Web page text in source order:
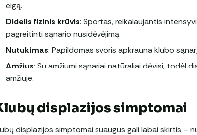
eigą.
Didelis fizinis krūvis: Sportas, reikalaujantis
pagreitinti sąnario nusidėvėjimą.
Nutukimas: Papildomas svoris apkrauna klubo
Amžius: Su amžiumi sąnariai natūraliai dėvisi, todėl
amžiuje.
displazijos simptomai
displazijos simptomai suaugus gali labai skirtis –